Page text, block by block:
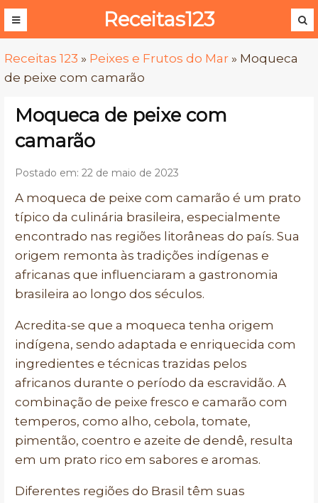
Receitas123
Receitas 123 » Peixes e Frutos do Mar » Moqueca
de peixe com camarão
Moqueca de peixe com
camarão
Postado em: 22 de maio de 2023
A moqueca de peixe com camarão é um prato
típico da culinária brasileira, especialmente
encontrado nas regiões litorâneas do país. Sua
origem remonta às tradições indígenas e
africanas que influenciaram a gastronomia
brasileira ao longo dos séculos.
Acredita-se que a moqueca tenha origem
indígena, sendo adaptada e enriquecida com
ingredientes e técnicas trazidas pelos
africanos durante o período da escravidão. A
combinação de peixe fresco e camarão com
temperos, como alho, cebola, tomate,
pimentão, coentro e azeite de dendê, resulta
em um prato rico em sabores e aromas.
Diferentes regiões do Brasil têm suas